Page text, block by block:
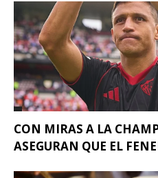
CON MIRAS A LA
ASEGURAN QUE EL